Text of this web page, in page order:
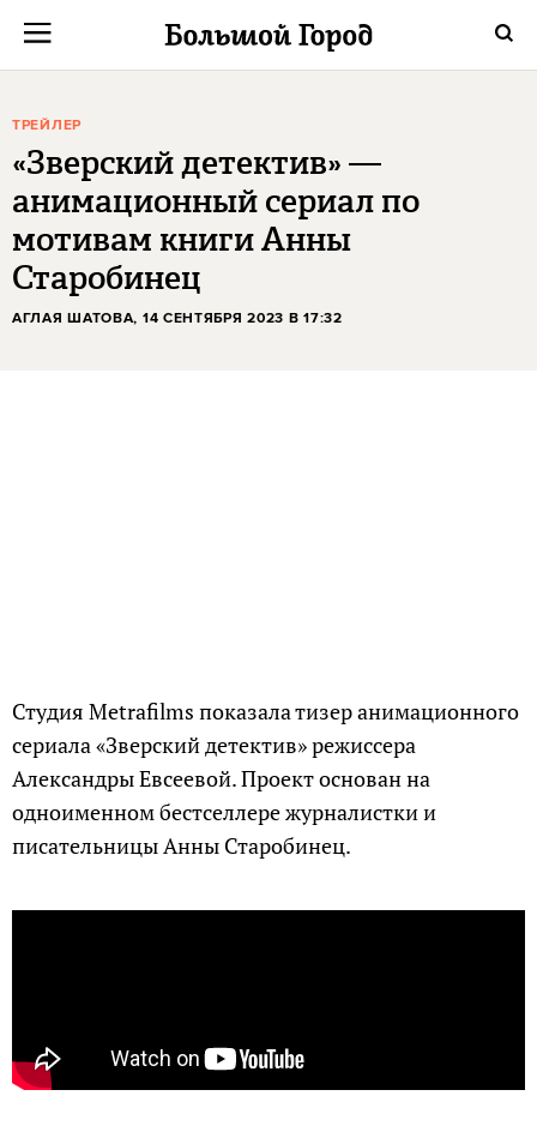
ТРЕЙЛЕР
«Зверский детектив» —
анимационный сериал по
мотивам книги Анны
Старобинец
АГЛАЯ ШАТОВА, 14 СЕНТЯБРЯ 2023 В 17:32
Студия Metrafilms показала тизер анимационного
сериала «Зверский детектив» режиссера
Александры Евсеевой. Проект основан на
одноименном бестселлере журналистки и
писательницы Анны Старобинец.